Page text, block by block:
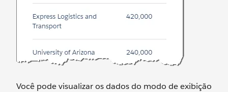
Você pode visualizar os dados do modo de exibição